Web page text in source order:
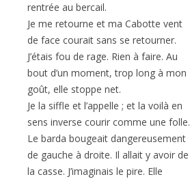
rentrée au bercail.
Je me retourne et ma Cabotte vent
de face courait sans se retourner.
J’étais fou de rage. Rien à faire. Au
bout d’un moment, trop long à mon
goût, elle stoppe net.
Je la siffle et l’appelle ; et la voilà en
sens inverse courir comme une folle.
Le barda bougeait dangereusement
de gauche à droite. Il allait y avoir de
la casse. J’imaginais le pire. Elle